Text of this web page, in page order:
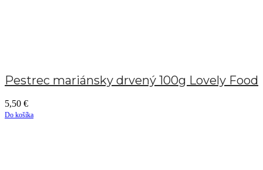
Pestrec mariánsky drvený 100g Lovely Food
5,50 €
Do košíka